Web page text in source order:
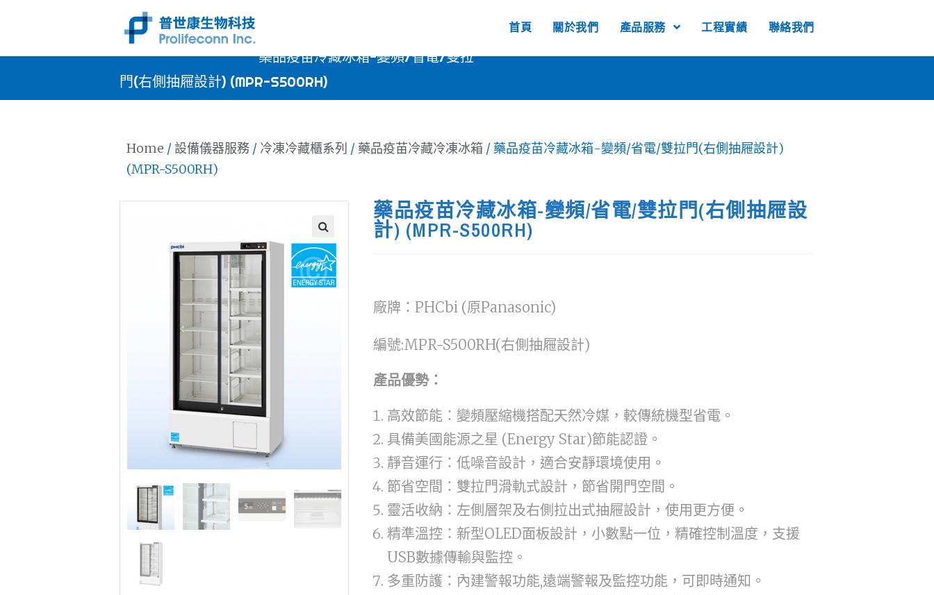
首頁 關於我們 產品服務 工程實績 聯絡我們
藥品疫苗冷藏冰箱-變頻/省電/雙拉
門(右側抽屜設計) (MPR-S500RH)
Home / 設備儀器服務 / 冷凍冷藏櫃系列 / 藥品疫苗冷藏冷凍冰箱 / 藥品疫苗冷藏冰箱-變頻/省電/雙拉門(右側抽屜設計)
(MPR-S500RH)
🔍
藥品疫苗冷藏冰箱-變頻/省電/雙拉門(右側抽屜設
計) (MPR-S500RH)
廠牌：PHCbi (原Panasonic)
編號:MPR-S500RH(右側抽屜設計)
產品優勢：
高效節能：變頻壓縮機搭配天然冷媒，較傳統機型省電。
具備美國能源之星 (Energy Star)節能認證。
靜音運行：低噪音設計，適合安靜環境使用。
節省空間：雙拉門滑軌式設計，節省開門空間。
靈活收納：左側層架及右側拉出式抽屜設計，使用更方便。
精準溫控：新型OLED面板設計，小數點一位，精確控制溫度，支援
USB數據傳輸與監控。
多重防護：內建警報功能,遠端警報及監控功能，可即時通知。